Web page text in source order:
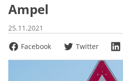
Ampel
25.11.2021
Facebook
Twitter